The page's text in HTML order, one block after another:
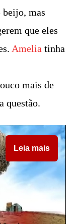
mas
que eles
Amelia tinha
mais de
questão.
Leia mais